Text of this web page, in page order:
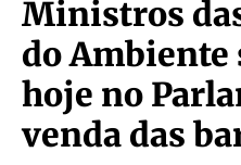
Ministros
do Ambiente
hoje no
venda das